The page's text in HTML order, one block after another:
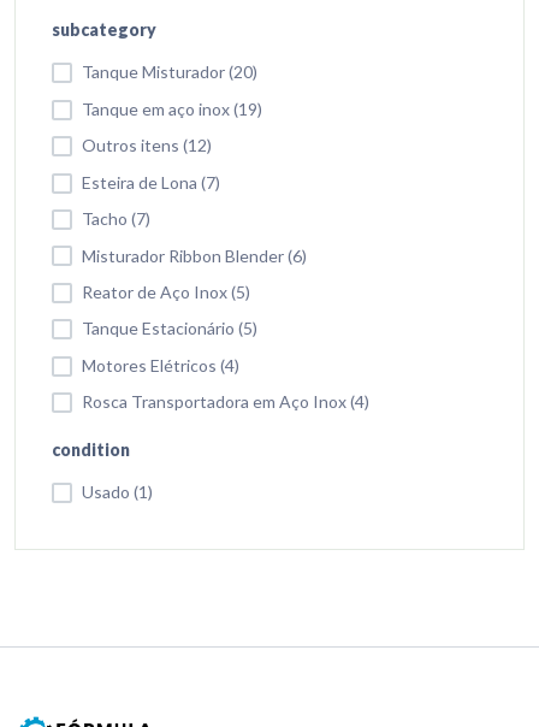
subcategory
Tanque Misturador (20)
Tanque em aço inox (19)
Outros itens (12)
Esteira de Lona (7)
Tacho (7)
Misturador Ribbon Blender (6)
Reator de Aço Inox (5)
Tanque Estacionário (5)
Motores Elétricos (4)
Rosca Transportadora em Aço Inox (4)
condition
Usado (1)